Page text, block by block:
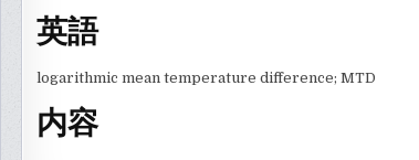
英語
logarithmic mean temperature difference; MTD
内容